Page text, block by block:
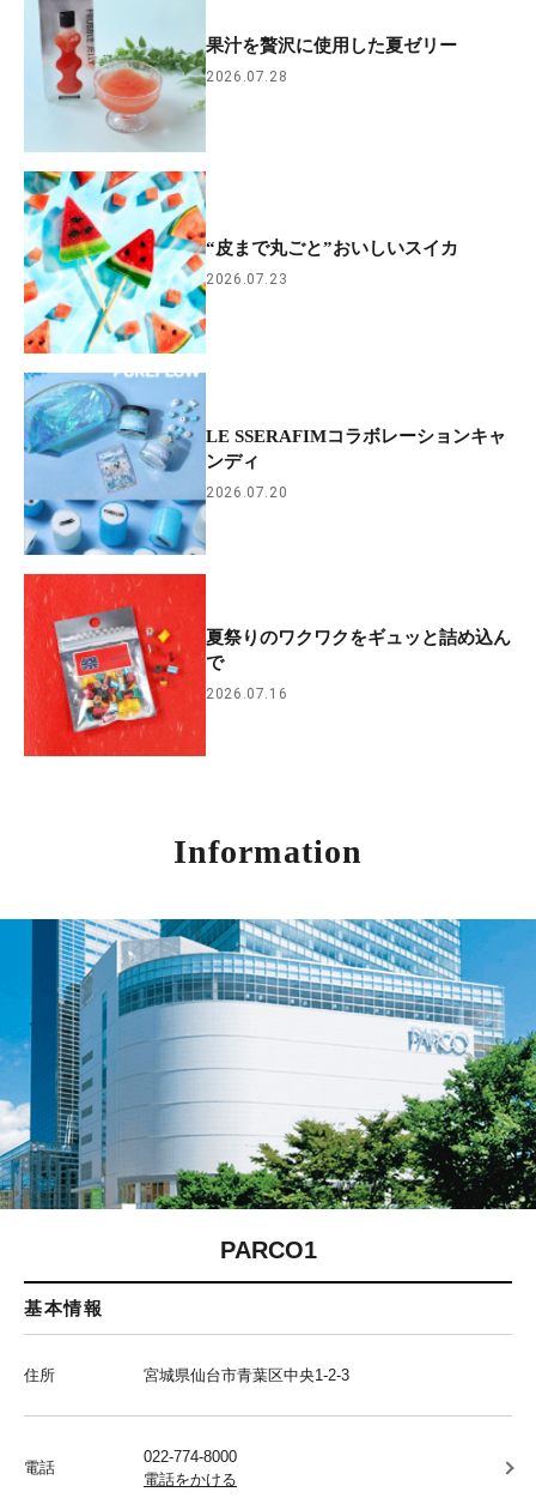
果汁を贅沢に使用した夏ゼリー
2026.07.28
“皮まで丸ごと”おいしいスイカ
2026.07.23
LE SSERAFIMコラボレーションキャ
ンディ
2026.07.20
夏祭りのワクワクをギュッと詰め込ん
で
2026.07.16
Information
PARCO1
基本情報
住所 宮城県仙台市青葉区中央1-2-3
電話
022-774-8000
電話をかける